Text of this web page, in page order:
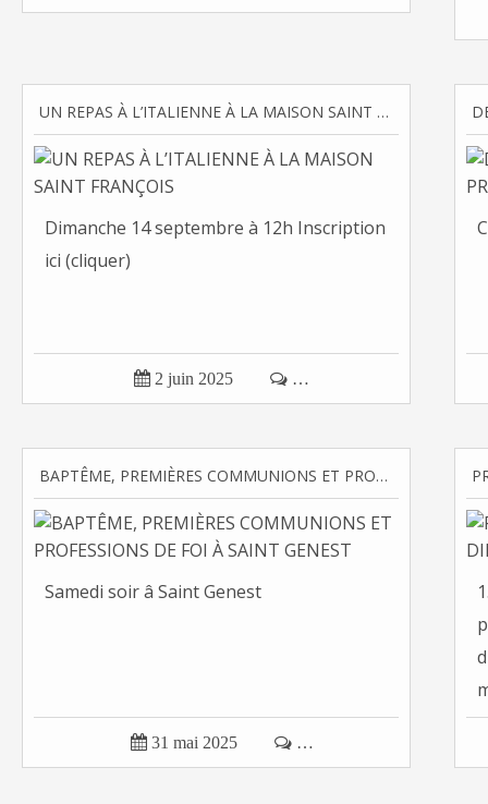
UN REPAS À L’ITALIENNE À LA MAISON SAINT FRANÇOIS
Dimanche 14 septembre à 12h Inscription
ici (cliquer)
 2 juin 2025  …
BAPTÊME, PREMIÈRES COMMUNIONS ET PROFESSIONS DE FOI À SAINT GENEST
Samedi soir â Saint Genest
 31 mai 2025  …